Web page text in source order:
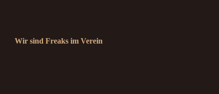
Wir sind Freaks im Verein